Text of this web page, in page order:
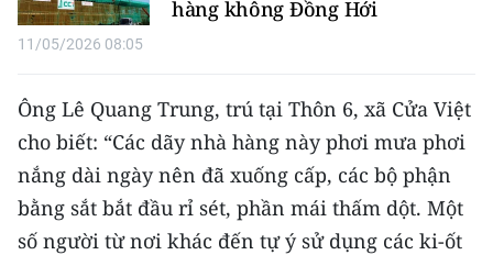
Nguyên
Đồng bằng sông Cửu Long
Chuyên trang Hà Nội
Chuyên trang TP. Hồ Chí Minh
hàng không Đồng Hới
11/05/2026 08:05
Ông Lê Quang Trung, trú tại Thôn 6, xã Cửa Việt
cho biết: “Các dãy nhà hàng này phơi mưa phơi
nắng dài ngày nên đã xuống cấp, các bộ phận
bằng sắt bắt đầu rỉ sét, phần mái thấm dột. Một
số người từ nơi khác đến tự ý sử dụng các ki-ốt